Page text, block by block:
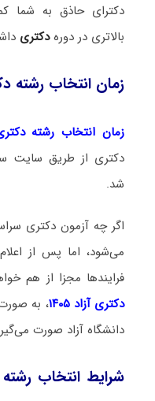
دکترای حاذق به شما
بالاتری در دورهدکتری
زمان انتخاب رشته
زمان انتخاب رشته دکتری
دکتری از طریق سایت
شد.
اگر چه آزمون دکتری
می‌شود، اما پس از اعلام
فرایندها مجزا از هم
دکتری آزاد ۱۴۰۵
، به
دانشگاه آزاد صورت
شرایط انتخاب